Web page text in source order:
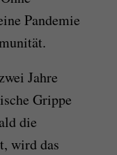
Pandemie
Jahre
Grippe
die
wird das